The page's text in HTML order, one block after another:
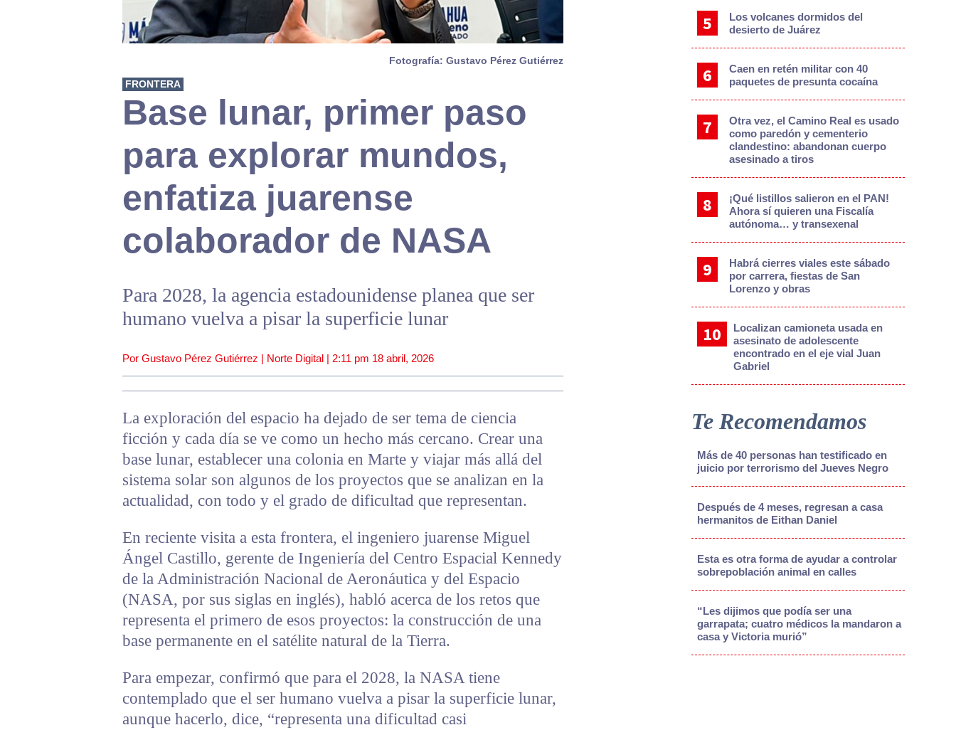
Fotografía: Gustavo Pérez Gutiérrez
FRONTERA
Base lunar, primer paso
para explorar mundos,
enfatiza juarense
colaborador de NASA
Para 2028, la agencia estadounidense planea que ser
humano vuelva a pisar la superficie lunar
Por Gustavo Pérez Gutiérrez | Norte Digital | 2:11 pm 18 abril, 2026
La exploración del espacio ha dejado de ser tema de ciencia
ficción y cada día se ve como un hecho más cercano. Crear una
base lunar, establecer una colonia en Marte y viajar más allá del
sistema solar son algunos de los proyectos que se analizan en la
actualidad, con todo y el grado de dificultad que representan.
En reciente visita a esta frontera, el ingeniero juarense Miguel
Ángel Castillo, gerente de Ingeniería del Centro Espacial Kennedy
de la Administración Nacional de Aeronáutica y del Espacio
(NASA, por sus siglas en inglés), habló acerca de los retos que
representa el primero de esos proyectos: la construcción de una
base permanente en el satélite natural de la Tierra.
Para empezar, confirmó que para el 2028, la NASA tiene
contemplado que el ser humano vuelva a pisar la superficie lunar,
aunque hacerlo, dice, “representa una dificultad casi
Los volcanes dormidos del
desierto de Juárez
Caen en retén militar con 40
paquetes de presunta cocaína
Otra vez, el Camino Real es usado
como paredón y cementerio
clandestino: abandonan cuerpo
asesinado a tiros
¡Qué listillos salieron en el PAN!
Ahora sí quieren una Fiscalía
autónoma… y transexenal
Habrá cierres viales este sábado
por carrera, fiestas de San
Lorenzo y obras
Localizan camioneta usada en
asesinato de adolescente
encontrado en el eje vial Juan
Gabriel
Te Recomendamos
Más de 40 personas han testificado en
juicio por terrorismo del Jueves Negro
Después de 4 meses, regresan a casa
hermanitos de Eithan Daniel
Esta es otra forma de ayudar a controlar
sobrepoblación animal en calles
“Les dijimos que podía ser una
garrapata; cuatro médicos la mandaron a
casa y Victoria murió”